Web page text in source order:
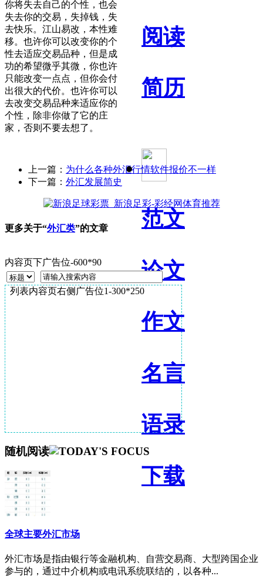
阅读
简历
范文
论文
作文
名言
语录
下载
你将失去自己的个性，也会
失去你的交易，失掉钱，失
去快乐。江山易改，本性难
移。也许你可以改变你的个
性去适应交易品种，但是成
功的希望微乎其微，你也许
只能改变一点点，但你会付
出很大的代价。也许你可以
去改变交易品种来适应你的
个性，除非你做了它的庄
家，否则不要去想了。
上一篇： 为什么各种外汇行情软件报价不一样
下一篇： 外汇发展简史
更多关于“外汇类”的文章
内容页下广告位-600*90
列表内容页右侧广告位1-300*250
随机阅读
全球主要外汇市场
外汇市场是指由银行等金融机构、自营交易商、大型跨国企业
参与的，通过中介机构或电讯系统联结的，以各种...